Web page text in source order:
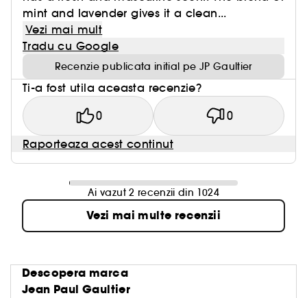
mint and lavender gives it a clean...
Vezi mai mult
Tradu cu Google
Recenzie publicata initial pe JP Gaultier
Ti-a fost utila aceasta recenzie?
0 0
Raporteaza acest continut
Ai vazut 2 recenzii din 1024
Vezi mai multe recenzii
Descopera marca
Jean Paul Gaultier